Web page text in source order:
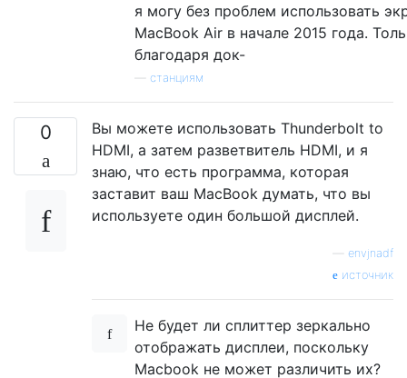
я могу без проблем использовать
MacBook Air в начале 2015 года.
благодаря док-
станциям
0
Вы можете использовать Thunderbolt to
HDMI, а затем разветвитель HDMI, и я
знаю, что есть программа, которая
заставит ваш MacBook думать, что вы
используете один большой дисплей.
envjnadf
источник
Не будет ли сплиттер зеркально
отображать дисплеи, поскольку
Macbook не может различить их?